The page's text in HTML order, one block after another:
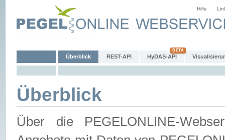
Hilfe
Überblick REST-API HyDAS-API
Überblick
Über die PEGELONLINE-